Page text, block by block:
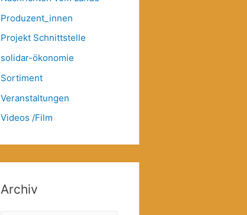
Produzent_innen
Projekt Schnittstelle
solidar-ökonomie
Sortiment
Veranstaltungen
Videos /Film
Archiv